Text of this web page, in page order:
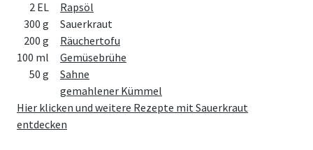
2 EL
Rapsöl
300 g
Sauerkraut
200 g
Räuchertofu
100 ml
Gemüsebrühe
50 g
Sahne
gemahlener Kümmel
Hier klicken und weitere Rezepte mit Sauerkraut
entdecken